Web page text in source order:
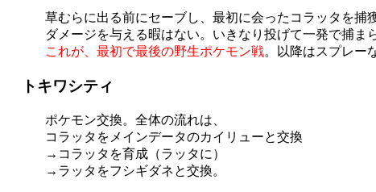
草むらに出る前にセーブし、最初に会ったコラッタを捕獲
ダメージを与える暇はない。いきなり投げて一発で捕ま
これが、最初で最後の野生ポケモン戦。以降はスプレー
トキワシティ
ポケモン交換。全体の流れは、
コラッタをメインデータのカイリューと交換
→コラッタを育成（ラッタに）
→ラッタをフシギダネと交換。